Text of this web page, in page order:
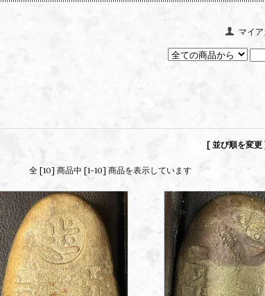
マイア
[ 並び順を変更
全 [10] 商品中 [1-10] 商品を表示しています